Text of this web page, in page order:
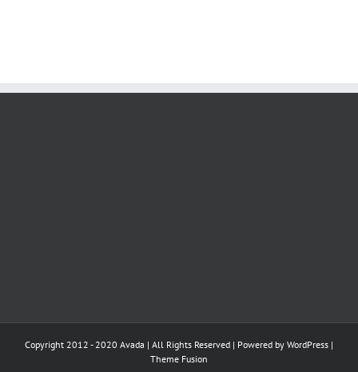
Copyright 2012 - 2020 Avada | All Rights Reserved | Powered by WordPress |
Theme Fusion